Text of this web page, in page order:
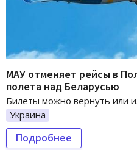
МАУ отменяет рейсы в
полета над Беларусью
Билеты можно вернуть или
Украина
Подробнее